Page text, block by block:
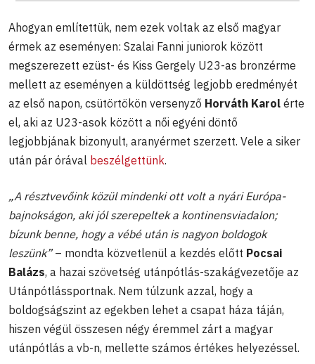
Ahogyan említettük, nem ezek voltak az első magyar
érmek az eseményen: Szalai Fanni juniorok között
megszerezett ezüst- és Kiss Gergely U23-as bronzérme
mellett az eseményen a küldöttség legjobb eredményét
az első napon, csütörtökön versenyző Horváth Karol érte
el, aki az U23-asok között a női egyéni döntő
legjobbjának bizonyult, aranyérmet szerzett. Vele a siker
után pár órával beszélgettünk.
„A résztvevőink közül mindenki ott volt a nyári Európa-
bajnokságon, aki jól szerepeltek a kontinensviadalon;
bízunk benne, hogy a vébé után is nagyon boldogok
leszünk”– mondta közvetlenül a kezdés előtt Pocsai
Balázs, a hazai szövetség utánpótlás-szakágvezetője az
Utánpótlássportnak. Nem túlzunk azzal, hogy a
boldogságszint az egekben lehet a csapat háza táján,
hiszen végül összesen négy éremmel zárt a magyar
utánpótlás a vb-n, mellette számos értékes helyezéssel.